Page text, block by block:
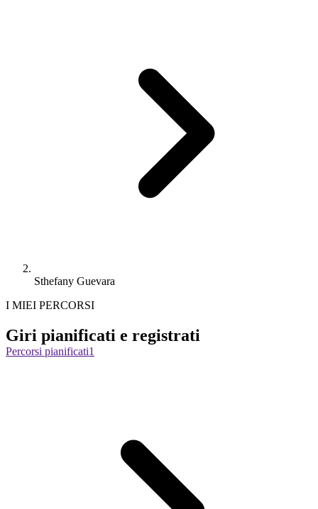
Sthefany Guevara
I MIEI PERCORSI
Giri pianificati e registrati
Percorsi pianificati1